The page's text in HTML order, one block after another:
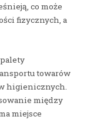
co może
fizycznych, a
towarów
higienicznych.
między
miejsce